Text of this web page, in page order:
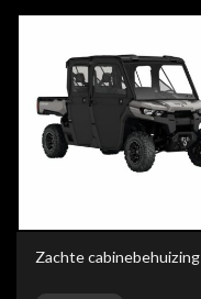
Zachte cabinebehuizing